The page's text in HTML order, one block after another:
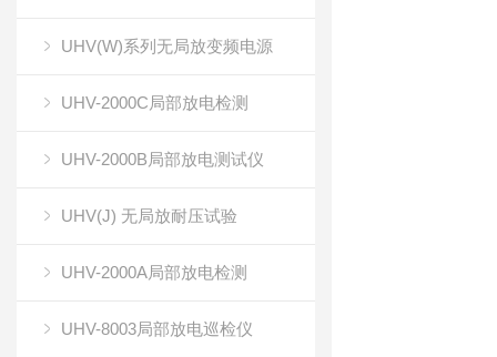
UHV(W)系列无局放变频电源
UHV-2000C局部放电检测
UHV-2000B局部放电测试仪
UHV(J) 无局放耐压试验
UHV-2000A局部放电检测
UHV-8003局部放电巡检仪